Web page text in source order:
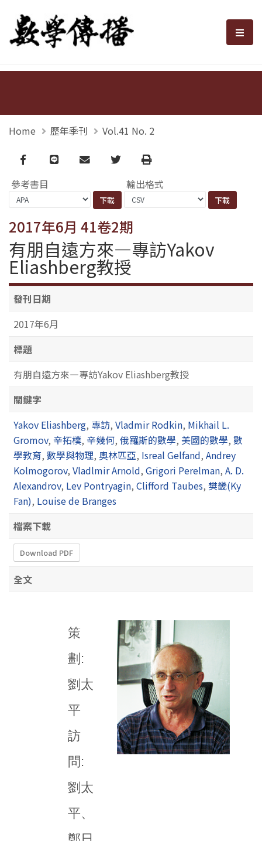
數學傳播 選
Home 歷年季刊 Vol.41 No. 2
Facebook
line email TwitterPrint
參考書目 輸出格式
2017年6月 41卷2期
有朋自遠方來—專訪Yakov
Eliashberg教授
發刊日期
2017年6月
標題
有朋自遠方來—專訪Yakov Eliashberg教授
關鍵字
Yakov Eliashberg, 專訪, Vladmir Rodkin, Mikhail L.
Gromov, 辛拓樸, 辛幾何, 俄羅斯的數學, 美國的數學, 數
學教育, 數學與物理, 奧林匹亞, Isreal Gelfand, Andrey
Kolmogorov, Vladlmir Arnold, Grigori Perelman, A. D.
Alexandrov, Lev Pontryagin, Clifford Taubes, 樊畿(Ky
Fan), Louise de Branges
檔案下載
Download PDF
全文
策
劃:
劉太
平
訪
問:
劉太
平、